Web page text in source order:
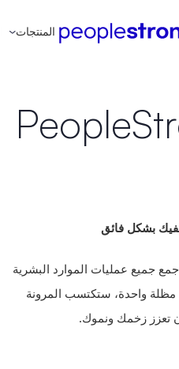
المنتجات
بشكل فائق
جميع عمليات الموارد البشرية
مظلة واحدة، ستكتسب المرونة
تعزز زخمك ونموك.